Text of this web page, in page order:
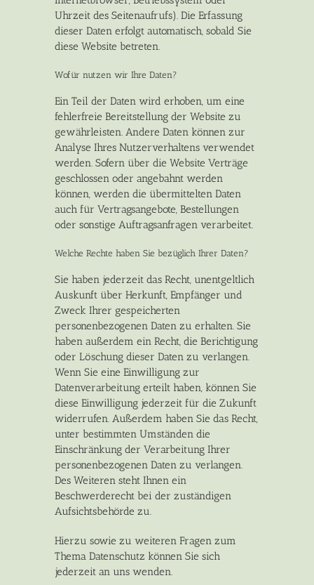
Uhrzeit des Seitenaufrufs). Die Erfassung
dieser Daten erfolgt automatisch, sobald Sie
diese Website betreten.
Wofür nutzen wir Ihre Daten?
Ein Teil der Daten wird erhoben, um eine
fehlerfreie Bereitstellung der Website zu
gewährleisten. Andere Daten können zur
Analyse Ihres Nutzerverhaltens verwendet
werden. Sofern über die Website Verträge
geschlossen oder angebahnt werden
können, werden die übermittelten Daten
auch für Vertragsangebote, Bestellungen
oder sonstige Auftragsanfragen verarbeitet.
Welche Rechte haben Sie bezüglich Ihrer Daten?
Sie haben jederzeit das Recht, unentgeltlich
Auskunft über Herkunft, Empfänger und
Zweck Ihrer gespeicherten
personenbezogenen Daten zu erhalten. Sie
haben außerdem ein Recht, die Berichtigung
oder Löschung dieser Daten zu verlangen.
Wenn Sie eine Einwilligung zur
Datenverarbeitung erteilt haben, können Sie
diese Einwilligung jederzeit für die Zukunft
widerrufen. Außerdem haben Sie das Recht,
unter bestimmten Umständen die
Einschränkung der Verarbeitung Ihrer
personenbezogenen Daten zu verlangen.
Des Weiteren steht Ihnen ein
Beschwerderecht bei der zuständigen
Aufsichtsbehörde zu.
Hierzu sowie zu weiteren Fragen zum
Thema Datenschutz können Sie sich
jederzeit an uns wenden.